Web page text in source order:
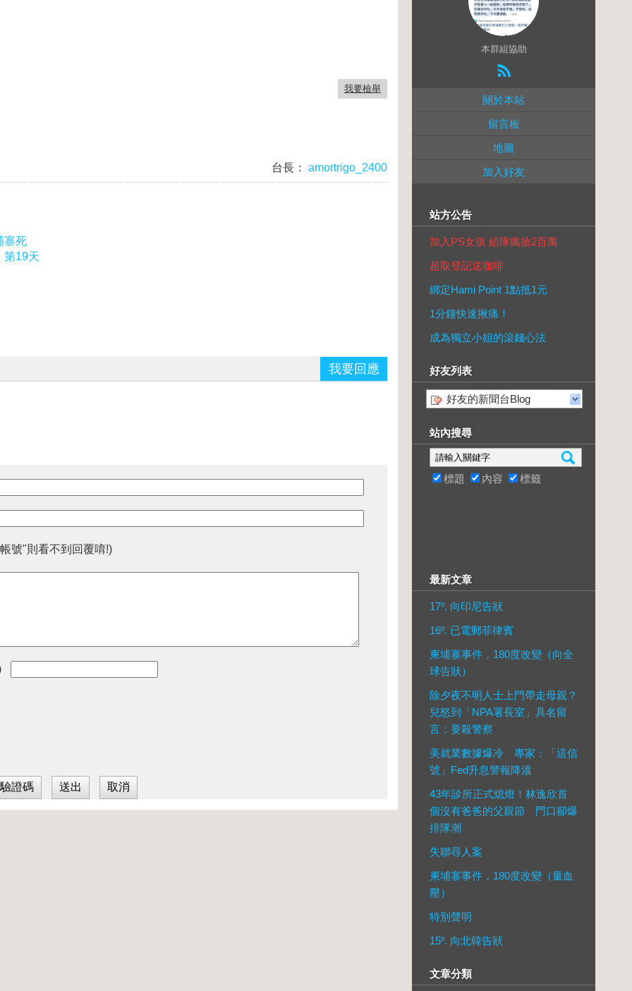
我要檢舉
台長： amortrigo_2400
寨死
第19天
我要回應
號"則看不到回覆唷!)
本群組協助
關於本站
留言板
地圖
加入好友
站方公告
加入PS女孩 組隊瘋搶2百萬
超取登記送咖啡
綁定Hami Point 1點抵1元
1分鐘快速揪痛！
成為獨立小姐的滾錢心法
好友列表
好友的新聞台Blog
站內搜尋
標題 內容 標籤
最新文章
17º. 向印尼告狀
16º. 已電郵菲律賓
柬埔寨事件，180度改變（向全
球告狀）
除夕夜不明人士上門帶走母親？
兒怒到「NPA署長室」具名留
言：要殺警察
美就業數據爆冷 專家：「這信
號」Fed升息警報降溫
43年診所正式熄燈！林逸欣首
個沒有爸爸的父親節 門口卻爆
排隊潮
失聯尋人案
柬埔寨事件，180度改變（量血
壓）
特別聲明
15º. 向北韓告狀
文章分類